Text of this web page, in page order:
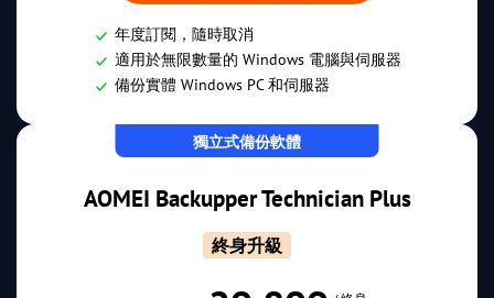
年度訂閱，隨時取消
適用於無限數量的 Windows 電腦與伺服器
備份實體 Windows PC 和伺服器
獨立式備份軟體
AOMEI Backupper Technician Plus
終身升級